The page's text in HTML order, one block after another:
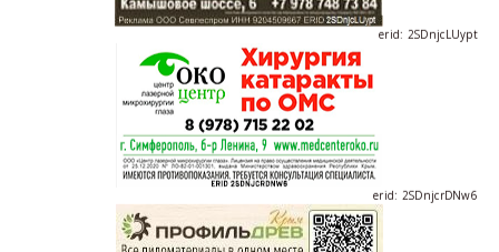
erid: 2SDnjcLUypt
erid: 2SDnjcrDNw6